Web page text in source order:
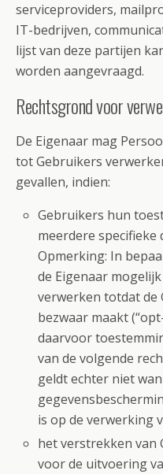
serviceproviders,
IT-bedrijven,
lijst van deze partijen
worden aangevraagd.
Rechtsgrond voor
De Eigenaar mag
tot Gebruikers
gevallen, indien:
Gebruikers hun
meerdere specifieke
Opmerking: In
de Eigenaar
verwerken totdat
bezwaar maakt
daarvoor
van de volgende
geldt echter niet
is op de verwerking
het verstrekken van
voor de uitvoering